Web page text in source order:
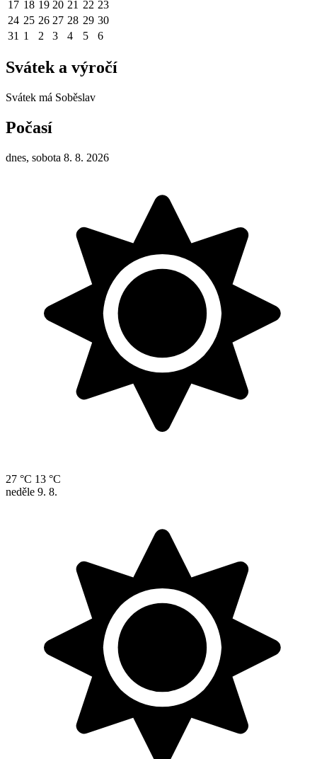
17 18 19 20 21 22 23
24 25 26 27 28 29 30
31 1 2 3 4 5 6
Svátek a výročí
Svátek má Soběslav
Počasí
dnes, sobota 8. 8. 2026
27 °C 13 °C
neděle 9. 8.